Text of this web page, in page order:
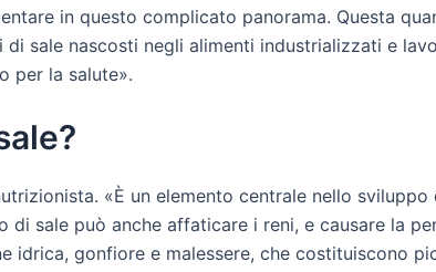
in questo complicato panorama. Questa
sale nascosti negli alimenti industrializzati e
per la salute».
«È un elemento centrale nello
sale può anche affaticare i reni, e causare la
idrica, gonfiore e malessere, che costituiscono